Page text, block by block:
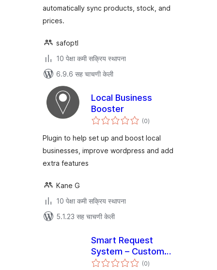
automatically sync products, stock, and
prices.
safoptl
10 पेक्षा कमी सक्रिय स्थापना
6.9.6 सह चाचणी केली
Local Business
Booster
(0एकूण
मूल्यांकन
)
Plugin to help set up and boost local
businesses, improve wordpress and add
extra features
Kane G
10 पेक्षा कमी सक्रिय स्थापना
5.1.23 सह चाचणी केली
Smart Request
System – Customer
Requests & (0एकूण
मूल्यांकन
)